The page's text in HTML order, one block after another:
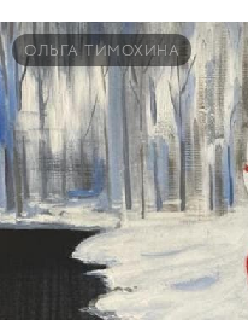
ОЛЬГА ТИМОХИНА